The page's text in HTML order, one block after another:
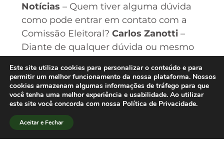
Notícias – Quem tiver alguma dúvida
como pode entrar em contato com a
Comissão Eleitoral? Carlos Zanotti–
Diante de qualquer dúvida ou mesmo
comunicar conosco através do email
eleicoes@sbpjor.org.br. Um telefone de
contato direto com a Comissão pode
ser o do CLC da PUC-Campinas (19)
3756-7158.[/lang_pt]
Este site utiliza cookies para personalizar o conteúdo e para
permitir um melhor funcionamento da nossa plataforma. Nossos
cookies armazenam algumas informações de tráfego para que
você tenha uma melhor experiência e usabilidade. Ao utilizar
este site você concorda com nossa Política de Privacidade.
Aceitar e Fechar